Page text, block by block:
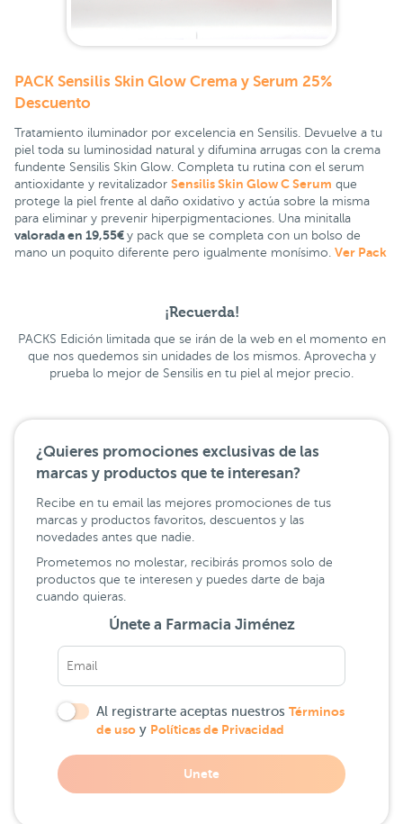
PACK Sensilis Skin Glow Crema y Serum 25%
Descuento
Tratamiento iluminador por excelencia en Sensilis. Devuelve a tu
piel toda su luminosidad natural y difumina arrugas con la crema
fundente Sensilis Skin Glow. Completa tu rutina con el serum
antioxidante y revitalizador Sensilis Skin Glow C Serum que
protege la piel frente al daño oxidativo y actúa sobre la misma
para eliminar y prevenir hiperpigmentaciones. Una minitalla
valorada en 19,55€ y pack que se completa con un bolso de
mano un poquito diferente pero igualmente monísimo. Ver Pack
¡Recuerda!
PACKS Edición limitada que se irán de la web en el momento en
que nos quedemos sin unidades de los mismos. Aprovecha y
prueba lo mejor de Sensilis en tu piel al mejor precio.
¿Quieres promociones exclusivas de las
marcas y productos que te interesan?
Recibe en tu email las mejores promociones de tus
marcas y productos favoritos, descuentos y las
novedades antes que nadie.
Prometemos no molestar, recibirás promos solo de
productos que te interesen y puedes darte de baja
cuando quieras.
Únete a Farmacia Jiménez
Al registrarte aceptas nuestros Términos
de uso y Políticas de Privacidad
Unete